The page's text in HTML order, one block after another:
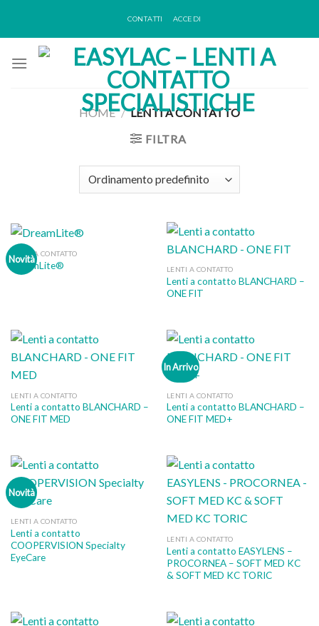
CONTATTI ACCEDI
HOME / LENTI A CONTATTO
FILTRA
Novità
LENTI A CONTATTO
DreamLite® LENTI A CONTATTO
Lenti a contatto BLANCHARD –
ONE FIT
LENTI A CONTATTO
Lenti a contatto BLANCHARD –
ONE FIT MED
In Arrivo
LENTI A CONTATTO
Lenti a contatto BLANCHARD –
ONE FIT MED+
Novità
LENTI A CONTATTO
Lenti a contatto
COOPERVISION Specialty
EyeCare
LENTI A CONTATTO
Lenti a contatto EASYLENS –
PROCORNEA – SOFT MED KC
& SOFT MED KC TORIC